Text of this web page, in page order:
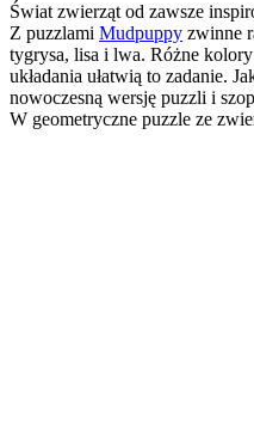
Świat zwierząt od zawsze
Z puzzlami Mudpuppy zwinne
tygrysa, lisa i lwa. Różne
układania ułatwią to zadanie.
nowoczesną wersję puzzli i
W geometryczne puzzle ze